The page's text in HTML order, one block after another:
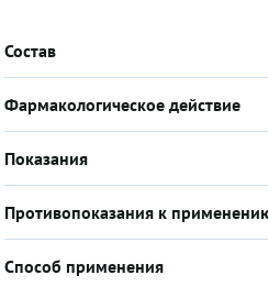
Состав
Фармакологическое действие
Показания
Противопоказания к
Способ применения